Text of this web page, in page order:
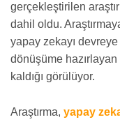
gerçekleştirilen
dahil oldu.
yapay zekayı devreye
dönüşüme
kaldığı görülüyor.
Araştırma, yapay